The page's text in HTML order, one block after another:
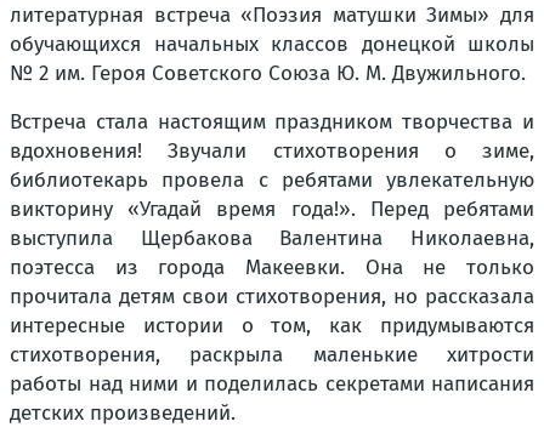
литературная встреча «Поэзия матушки Зимы» для
обучающихся начальных классов донецкой школы
№ 2 им. Героя Советского Союза Ю. М. Двужильного.
Встреча стала настоящим праздником творчества и
вдохновения! Звучали стихотворения о зиме,
библиотекарь провела с ребятами увлекательную
викторину «Угадай время года!». Перед ребятами
выступила Щербакова Валентина Николаевна,
поэтесса из города Макеевки. Она не только
прочитала детям свои стихотворения, но рассказала
интересные истории о том, как придумываются
стихотворения, раскрыла маленькие хитрости
работы над ними и поделилась секретами написания
детских произведений.